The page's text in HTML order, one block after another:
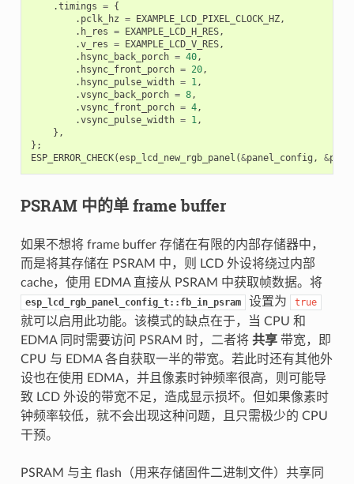
.timings = {
. pclk_hz = EXAMPLE_LCD_PIXEL_CLOCK_HZ,
. h_res = EXAMPLE_LCD_H_RES,
.v_res = EXAMPLE_LCD_V_RES,
. hsync_back_porch = 40,
. hsync_front_porch = 20,
. hsync_pulse_width = 1,
.vsync_back_porch = 8,
.vsync_front_porch = 4,
.vsync_pulse_width = 1,
},
};
ESP_ERROR_CHECK(esp_lcd_new_rgb_panel (&panel_config , &
PSRAM 中的单 frame buffer
如果不想将 frame buffer 存储在有限的内部存储器中，
而是将其存储在 PSRAM 中，则 LCD 外设将绕过内部
cache，使用 EDMA 直接从 PSRAM 中获取帧数据。将
esp_lcd_rgb_panel_config_t::fb_in_psram 设置为 true
就可以启用此功能。该模式的缺点在于，当 CPU 和
EDMA 同时需要访问 PSRAM 时，二者将 共享带宽，即
CPU 与 EDMA 各自获取一半的带宽。若此时还有其他外
设也在使用 EDMA，并且像素时钟频率很高，则可能导
致 LCD 外设的带宽不足，造成显示损坏。但如果像素时
钟频率较低，就不会出现这种问题，且只需极少的 CPU
干预。
PSRAM 与主 flash（用来存储固件二进制文件）共享同